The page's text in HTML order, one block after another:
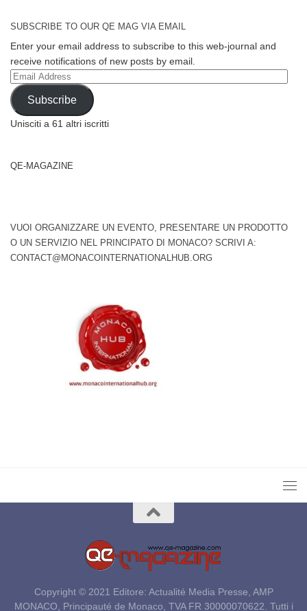
SUBSCRIBE TO OUR QE MAG VIA EMAIL
Enter your email address to subscribe to this web-journal and
receive notifications of new posts by email.
Email
Address
Subscribe
Unisciti a 61 altri iscritti
QE-MAGAZINE
VUOI ORGANIZZARE UN EVENTO, PRESENTARE UN PRODOTTO
O UN SERVIZIO NEL PRINCIPATO DI MONACO? SCRIVI A:
CONTACT@MONACOINTERNATIONALHUB.ORG
Copyright © 2021 Editore: Actualité Media Presse, AMP
MONACO, Principauté de Monaco, TVA FR 30000070622. Tutti i